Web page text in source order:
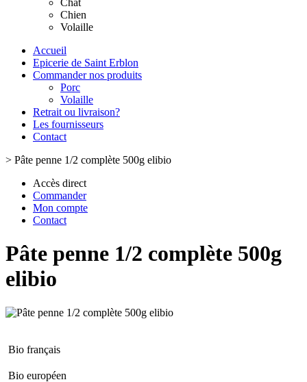
Chat
Chien
Volaille
Accueil
Epicerie de Saint Erblon
Commander nos produits
Porc
Volaille
Retrait ou livraison?
Les fournisseurs
Contact
> Pâte penne 1/2 complète 500g elibio
Accès direct
Commander
Mon compte
Contact
Pâte penne 1/2 complète 500g
elibio
Bio français
Bio européen